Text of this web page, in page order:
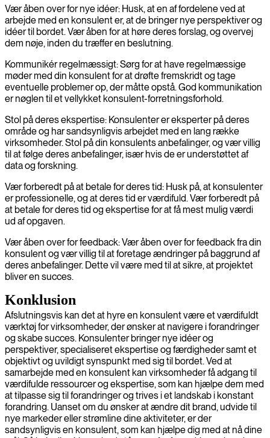
Vær åben over for nye idéer: Husk, at en af fordelene ved at
arbejde med en konsulent er, at de bringer nye perspektiver og
idéer til bordet. Vær åben for at høre deres forslag, og overvej
dem nøje, inden du træffer en beslutning.
Kommunikér regelmæssigt: Sørg for at have regelmæssige
møder med din konsulent for at drøfte fremskridt og tage
eventuelle problemer op, der måtte opstå. God kommunikation
er nøglen til et vellykket konsulent-forretningsforhold.
Stol på deres ekspertise: Konsulenter er eksperter på deres
område og har sandsynligvis arbejdet med en lang række
virksomheder. Stol på din konsulents anbefalinger, og vær villig
til at følge deres anbefalinger, især hvis de er understøttet af
data og forskning.
Vær forberedt på at betale for deres tid: Husk på, at konsulenter
er professionelle, og at deres tid er værdifuld. Vær forberedt på
at betale for deres tid og ekspertise for at få mest mulig værdi
ud af opgaven.
Vær åben over for feedback: Vær åben over for feedback fra din
konsulent og vær villig til at foretage ændringer på baggrund af
deres anbefalinger. Dette vil være med til at sikre, at projektet
bliver en succes.
Konklusion
Afslutningsvis kan det at hyre en konsulent være et værdifuldt
værktøj for virksomheder, der ønsker at navigere i forandringer
og skabe succes. Konsulenter bringer nye idéer og
perspektiver, specialiseret ekspertise og færdigheder samt et
objektivt og uvildigt synspunkt med sig til bordet. Ved at
samarbejde med en konsulent kan virksomheder få adgang til
værdifulde ressourcer og ekspertise, som kan hjælpe dem med
at tilpasse sig til forandringer og trives i et landskab i konstant
forandring. Uanset om du ønsker at ændre dit brand, udvide til
nye markeder eller strømline dine aktiviteter, er der
sandsynligvis en konsulent, som kan hjælpe dig med at nå dine